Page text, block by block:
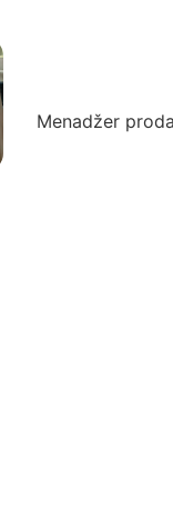
Menadžer